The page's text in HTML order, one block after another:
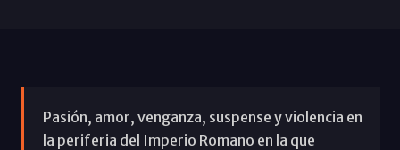
Pasión, amor, venganza, suspense y violencia en
la periferia del Imperio Romano en la que